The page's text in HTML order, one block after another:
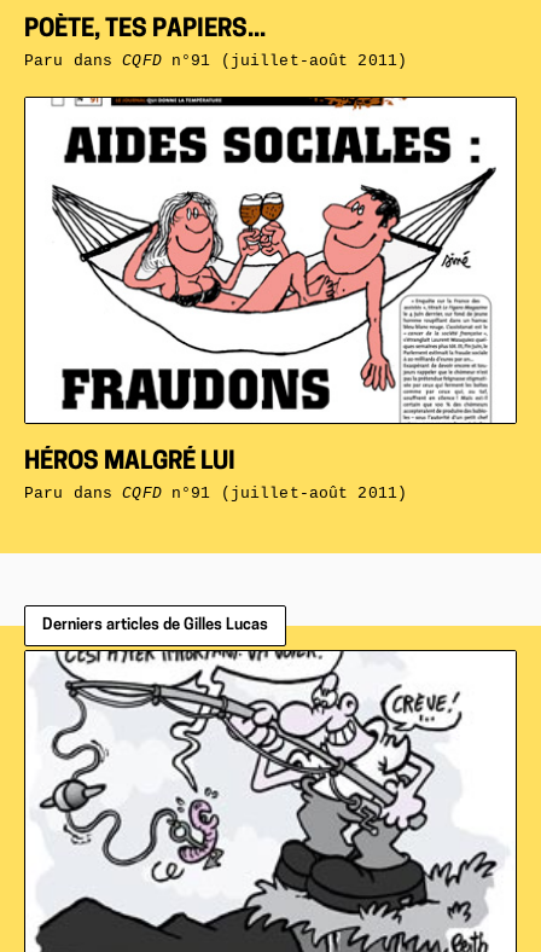
HÉROS MALGRÉ LUI
Paru dansCQFDn°91 (juillet-août 2011)
POÈTE, TES PAPIERS...
Paru dansCQFDn°91 (juillet-août 2011)
Derniers articles de Gilles Lucas